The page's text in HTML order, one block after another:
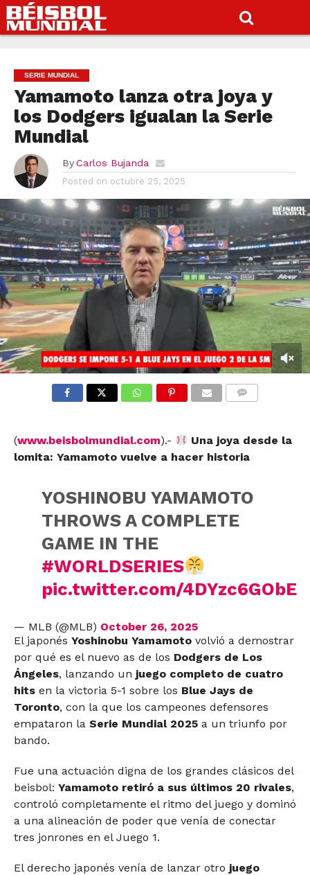
SERIE MUNDIAL
Yamamoto lanza otra joya y
los Dodgers igualan la Serie
Mundial
By Carlos Bujanda
Posted on octubre 25, 2025
(www.beisbolmundial.com).-
Una joya desde la
lomita: Yamamoto vuelve a hacer historia
YOSHINOBU YAMAMOTO
THROWS A COMPLETE
GAME IN THE
#WORLDSERIES
pic.twitter.com/4DYzc6GObE
— MLB (@MLB) October 26, 2025
El japonés Yoshinobu Yamamotovolvió a demostrar
por qué es el nuevo as de los Dodgers de Los
Ángeles, lanzando un juego completo de cuatro
hitsen la victoria 5-1 sobre los Blue Jays de
Toronto, con la que los campeones defensores
empataron la Serie Mundial 2025a un triunfo por
bando.
Fue una actuación digna de los grandes clásicos del
beisbol: Yamamoto retiró a sus últimos 20 rivales,
controló completamente el ritmo del juego y dominó
a una alineación de poder que venía de conectar
tres jonrones en el Juego 1.
El derecho japonés venía de lanzar otro juego